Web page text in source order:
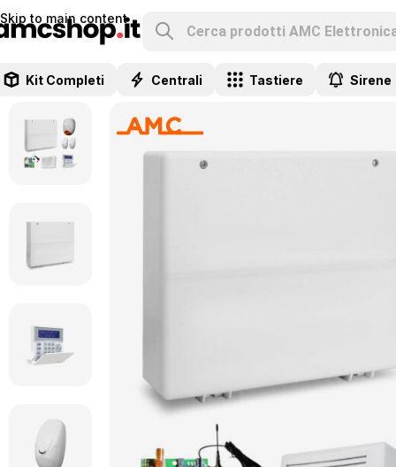
Skip to main content
Kit Completi Centrali Tastiere Sirene